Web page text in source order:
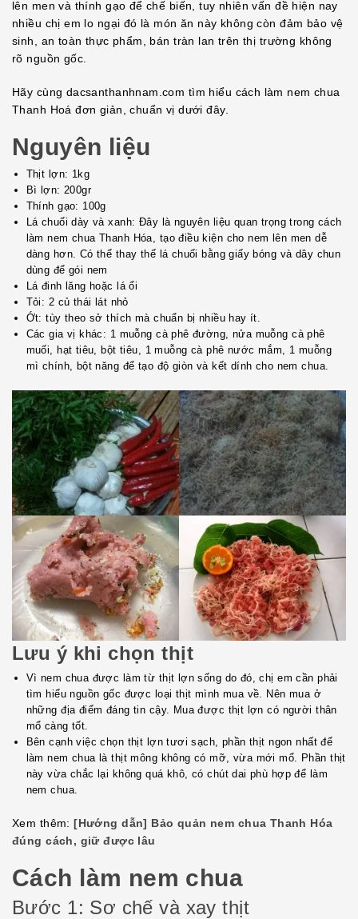
lên men và thính gạo để chế biến, tuy nhiên vấn đề hiện nay
nhiều chị em lo ngại đó là món ăn này không còn đảm bảo vệ
sinh, an toàn thực phẩm, bán tràn lan trên thị trường không
rõ nguồn gốc.
Hãy cùng dacsanthanhnam.com tìm hiểu cách làm nem chua
Thanh Hoá đơn giản, chuẩn vị dưới đây.
Nguyên liệu
Thịt lợn: 1kg
Bì lợn: 200gr
Thính gạo: 100g
Lá chuối dày và xanh: Đây là nguyên liệu quan trọng trong cách
làm nem chua Thanh Hóa, tạo điều kiện cho nem lên men dễ
dàng hơn. Có thể thay thế lá chuối bằng giấy bóng và dây chun
dùng để gói nem
Lá đinh lăng hoặc lá ổi
Tỏi: 2 củ thái lát nhỏ
Ớt: tùy theo sở thích mà chuẩn bị nhiều hay ít.
Các gia vị khác: 1 muỗng cà phê đường, nửa muỗng cà phê
muối, hạt tiêu, bột tiêu, 1 muỗng cà phê nước mắm, 1 muỗng
mì chính, bột năng để tạo độ giòn và kết dính cho nem chua.
Lưu ý khi chọn thịt
Vì nem chua được làm từ thịt lợn sống do đó, chị em cần phải
tìm hiểu nguồn gốc được loại thịt mình mua về. Nên mua ở
những địa điểm đáng tin cậy. Mua được thịt lợn có người thân
mổ càng tốt.
Bên cạnh việc chọn thịt lợn tươi sạch, phần thịt ngon nhất để
làm nem chua là thịt mông không có mỡ, vừa mới mổ. Phần thịt
này vừa chắc lại không quá khô, có chút dai phù hợp để làm
nem chua.
Xem thêm:[Hướng dẫn] Bảo quản nem chua Thanh Hóa
đúng cách, giữ được lâu
Cách làm nem chua
Bước 1: Sơ chế và xay thịt